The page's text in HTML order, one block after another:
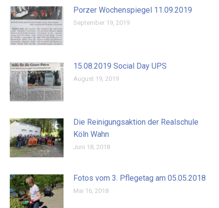
Porzer Wochenspiegel 11.09.2019
September 19, 2019
15.08.2019 Social Day UPS
August 19, 2019
Die Reinigungsaktion der Realschule
Köln Wahn
Juni 18, 2018
Fotos vom 3. Pflegetag am 05.05.2018
Mai 16, 2018